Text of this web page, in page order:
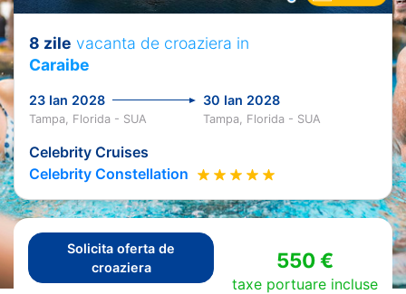
8 zile vacanta de croaziera in
Caraibe
23 Ian 2028 30 Ian 2028
Tampa, Florida - SUA Tampa, Florida - SUA
Celebrity Cruises
Celebrity Constellation
Solicita oferta de
croaziera
550 €
taxe portuare incluse